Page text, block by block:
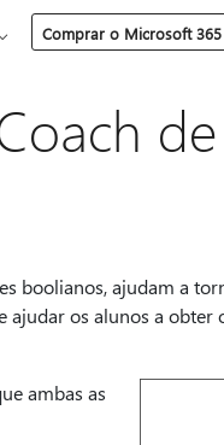
Comprar o Microsoft 365
boolianos, ajudam a
os alunos a obter
ambas as